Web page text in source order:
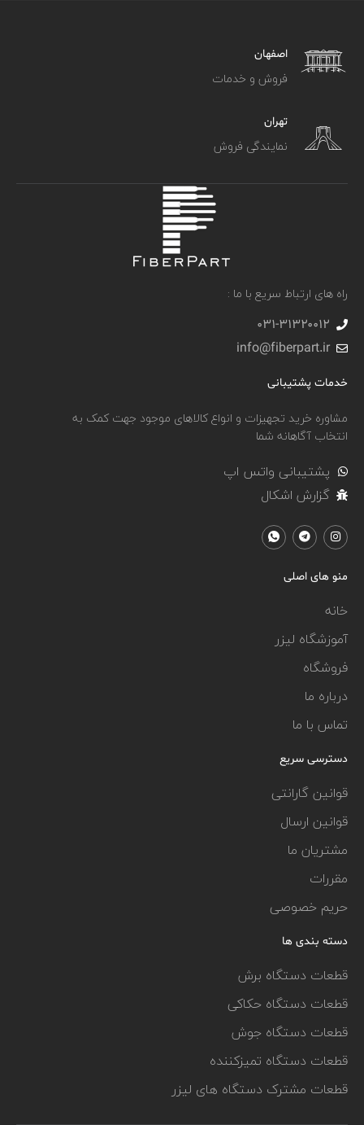
اصفهان
فروش و خدمات
تهران
نمایندگی فروش
راه های ارتباط سریع با ما :
031-۳۱۳۲۰۰۱۲
info@fiberpart.ir
خدمات پشتیبانی
مشاوره خرید تجهیزات و انواع کالاهای موجود جهت کمک به
انتخاب آگاهانه شما
پشتیبانی واتس اپ
گزارش اشکال
منو های اصلی
خانه
آموزشگاه لیزر
فروشگاه
درباره ما
تماس با ما
دسترسی سریع
قوانین گارانتی
قوانین ارسال
مشتریان ما
مقررات
حریم خصوصی
دسته بندی ها
قطعات دستگاه برش
قطعات دستگاه حکاکی
قطعات دستگاه جوش
قطعات دستگاه تمیزکننده
قطعات مشترک دستگاه های لیزر